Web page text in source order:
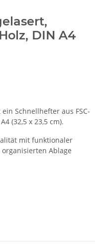
DIN A4
Schnellhefter aus FSC-
(32,5 x 23,5 cm).
mit funktionaler
Ablage